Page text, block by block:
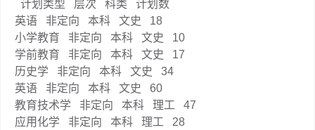
计划类型
层次 科类
计划数
英语
非定向 本科 文史
18
小学教育
非定向 本科 文史
10
学前教育
非定向 本科 文史
17
历史学
非定向 本科 文史
34
英语
非定向 本科 文史
60
教育技术学
非定向 本科 理工
47
应用化学
非定向 本科 理工
28